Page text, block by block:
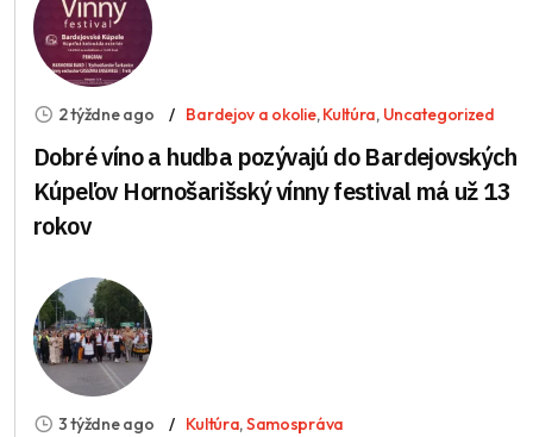
2 týždne ago Bardejov a okolie,Kultúra, Uncategorized
Dobré víno a hudba pozývajú do Bardejovských
Kúpeľov Hornošarišský vínny festival má už 13
rokov
3 týždne ago Kultúra,Samospráva